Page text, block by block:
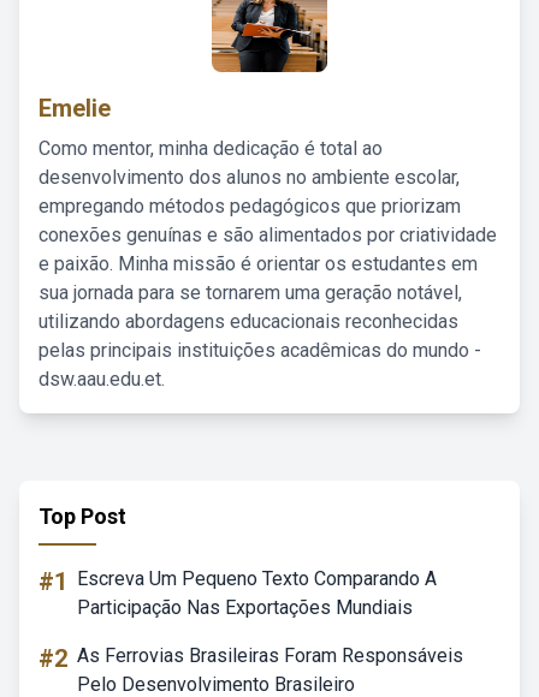
Emelie
Como mentor, minha dedicação é total ao
desenvolvimento dos alunos no ambiente escolar,
empregando métodos pedagógicos que priorizam
conexões genuínas e são alimentados por criatividade
e paixão. Minha missão é orientar os estudantes em
sua jornada para se tornarem uma geração notável,
utilizando abordagens educacionais reconhecidas
pelas principais instituições acadêmicas do mundo -
dsw.aau.edu.et.
Top Post
#1
Escreva Um Pequeno Texto Comparando A
Participação Nas Exportações Mundiais
#2 As Ferrovias Brasileiras Foram Responsáveis
Pelo Desenvolvimento Brasileiro